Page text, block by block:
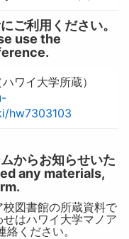
ご利用ください。
use the
ワイ大学所蔵）
hw7303103
からお知らせいた
any materials,
図書館の所蔵資料で
はハワイ大学マノア
ください。